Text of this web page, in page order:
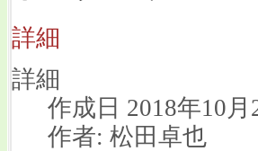
詳細
詳細
作成日 2018年10
作者: 松田卓也